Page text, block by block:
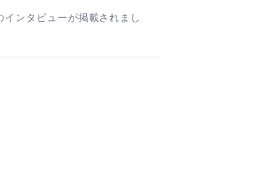
ンタビューが掲載されまし